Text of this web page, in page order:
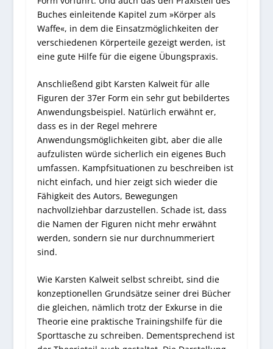
Buches einleitende Kapitel zum »Körper als
Waffe«, in dem die Einsatzmöglichkeiten der
verschiedenen Körperteile gezeigt werden, ist
eine gute Hilfe für die eigene Übungspraxis.
Anschließend gibt Karsten Kalweit für alle
Figuren der 37er Form ein sehr gut bebildertes
Anwendungsbeispiel. Natürlich erwähnt er,
dass es in der Regel mehrere
Anwendungsmöglichkeiten gibt, aber die alle
aufzulisten würde sicherlich ein eigenes Buch
umfassen. Kampfsituationen zu beschreiben ist
nicht einfach, und hier zeigt sich wieder die
Fähigkeit des Autors, Bewegungen
nachvollziehbar darzustellen. Schade ist, dass
die Namen der Figuren nicht mehr erwähnt
werden, sondern sie nur durchnummeriert
sind.
Wie Karsten Kalweit selbst schreibt, sind die
konzeptionellen Grundsätze seiner drei Bücher
die gleichen, nämlich trotz der Exkurse in die
Theorie eine praktische Trainingshilfe für die
Sporttasche zu schreiben. Dementsprechend ist